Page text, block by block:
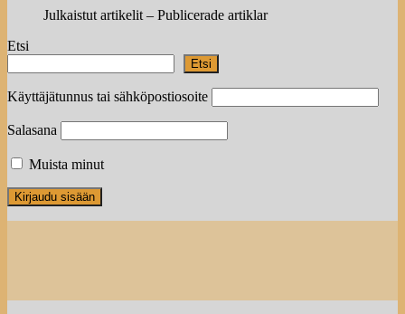
Julkaistut artikelit – Publicerade artiklar
Etsi
Etsi
Käyttäjätunnus tai sähköpostiosoite
Salasana
Muista minut